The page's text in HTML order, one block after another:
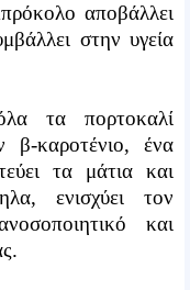
αποβάλλει
στην υγεία
τα πορτοκαλί
β-καροτένιο, ένα
τα μάτια και
ενισχύει τον
και